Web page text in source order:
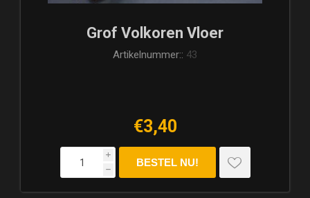
Grof Volkoren Vloer
Artikelnummer:: 43
€3,40
i
h